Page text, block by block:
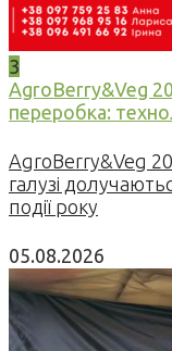
3
AgroBerry&Veg
переробка:
AgroBerry&Veg
галузі
події року
05.08.2026